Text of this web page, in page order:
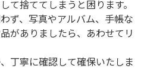
て捨ててしまうと困ります。
ず、写真やアルバム、手帳な
がありましたら、あわせてリ
丁寧に確認して確保いたしま